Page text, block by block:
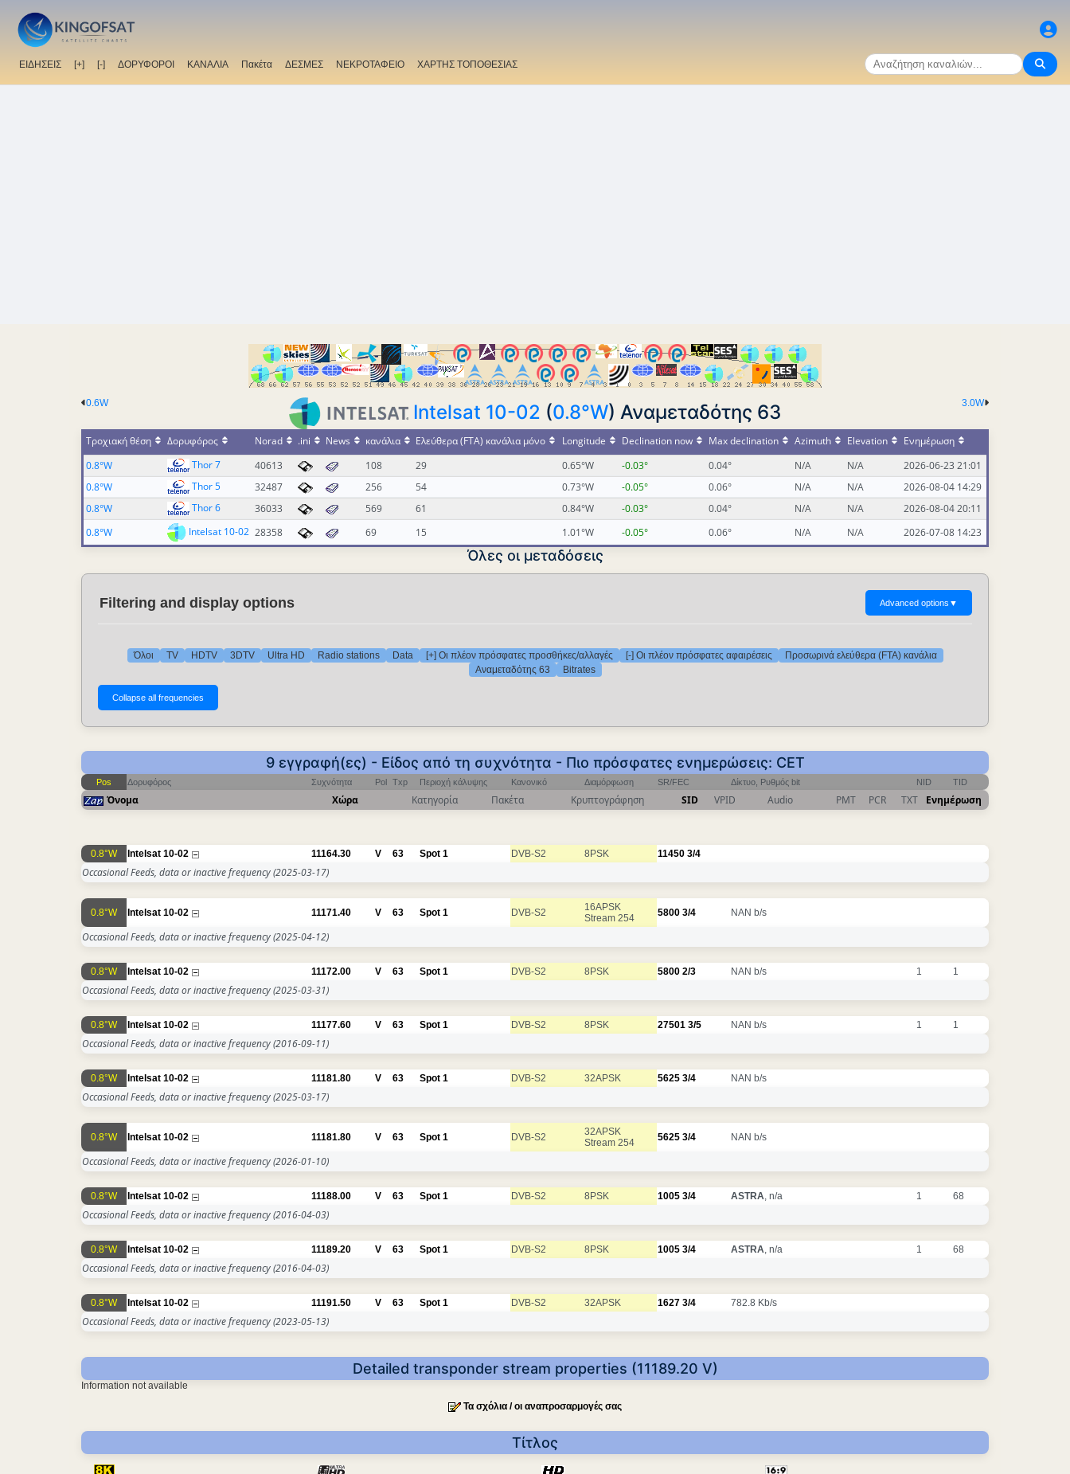
ΕΙΔΗΣΕΙΣ [+] [-] ΔΟΡΥΦΟΡΟΙ ΚΑΝΑΛΙΑ Πακέτα ΔΕΣΜΕΣ ΝΕΚΡΟΤΑΦΕΙΟ ΧΑΡΤΗΣ ΤΟΠΟΘΕΣΙΑΣ
3.0W
0.6W Intelsat 10-02 (0.8°W) Αναμεταδότης 63
Τροχιακή θέση Δορυφόρος Norad .ini News κανάλια Ελεύθερα (FTA) κανάλια μόνο Longitude Declination now Max declination Azimuth Elevation
Ενημέρωση
0.8°W
Thor 7 40613 108 29 0.65°W -0.03° 0.04° N/A N/A
2026-06-23 21:01
0.8°W
Thor 5 32487 256 54 0.73°W -0.05° 0.06° N/A N/A
2026-08-04 14:29
0.8°W
Thor 6 36033 569 61 0.84°W -0.03° 0.04° N/A N/A
2026-08-04 20:11
0.8°W
Intelsat 10-02 28358 69 15 1.01°W -0.05° 0.06° N/A N/A 2026-07-08 14:23
Όλες οι μεταδόσεις
Filtering and display options Advanced options ▼
Όλοι TV HDTV 3DTV Ultra HD Radio stations Data [+] Οι πλέον πρόσφατες προσθήκες/αλλαγές [-] Οι πλέον πρόσφατες αφαιρέσεις
Προσωρινά ελεύθερα (FTA) κανάλια
Αναμεταδότης 63
Bitrates
9 εγγραφή(ες) - Είδος από τη συχνότητα - Πιο πρόσφατες ενημερώσεις: CET
Pos Δορυφόρος Συχνότητα Pol Txp Περιοχή κάλυψης Κανονικό Διαμόρφωση SR/FEC Δίκτυο, Ρυθμός bit NID TID
Όνομα Χώρα Κατηγορία Πακέτα Κρυπτογράφηση SID VPID Audio PMT PCR TXT Ενημέρωση
0.8°W Intelsat 10-02 11164.30 V 63 Spot 1 DVB-S2 8PSK 11450 3/4
Occasional Feeds, data or inactive frequency(2025-03-17)
0.8°W Intelsat 10-02 11171.40 V 63 Spot 1 DVB-S2
16APSK
Stream 254
5800 3/4 NAN b/s
Occasional Feeds, data or inactive frequency(2025-04-12)
0.8°W Intelsat 10-02 11172.00 V 63 Spot 1 DVB-S2 8PSK 5800 2/3 NAN b/s 1 1
Occasional Feeds, data or inactive frequency(2025-03-31)
0.8°W Intelsat 10-02 11177.60 V 63 Spot 1 DVB-S2 8PSK 27501 3/5 NAN b/s 1 1
Occasional Feeds, data or inactive frequency(2016-09-11)
0.8°W Intelsat 10-02 11181.80 V 63 Spot 1 DVB-S2 32APSK 5625 3/4 NAN b/s
Occasional Feeds, data or inactive frequency(2025-03-17)
0.8°W Intelsat 10-02 11181.80 V 63 Spot 1 DVB-S2
32APSK
Stream 254
5625 3/4 NAN b/s
Occasional Feeds, data or inactive frequency(2026-01-10)
0.8°W Intelsat 10-02 11188.00 V 63 Spot 1 DVB-S2 8PSK 1005 3/4 ASTRA, n/a 1 68
Occasional Feeds, data or inactive frequency(2016-04-03)
0.8°W Intelsat 10-02 11189.20 V 63 Spot 1 DVB-S2 8PSK 1005 3/4 ASTRA, n/a 1 68
Occasional Feeds, data or inactive frequency(2016-04-03)
0.8°W Intelsat 10-02 11191.50 V 63 Spot 1 DVB-S2 32APSK 1627 3/4 782.8 Kb/s
Occasional Feeds, data or inactive frequency(2023-05-13)
Detailed transponder stream properties (11189.20 V)
Information not available
Τα σχόλια / οι αναπροσαρμογές σας
Τίτλος